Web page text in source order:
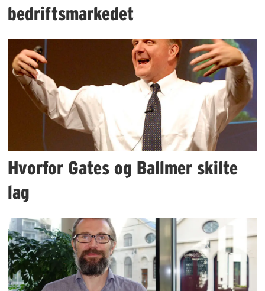
bedriftsmarkedet
Hvorfor Gates og Ballmer skilte
lag